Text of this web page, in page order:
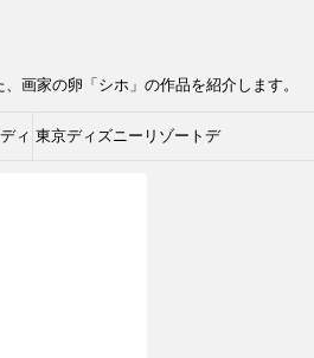
画家の卵「シホ」の作品を紹介します。
ィ 東京ディズニーリゾートデ